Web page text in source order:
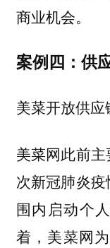
商业机会。
案例四：供
美菜开放供
美菜网此前
次新冠肺炎
围内启动个
着，美菜网